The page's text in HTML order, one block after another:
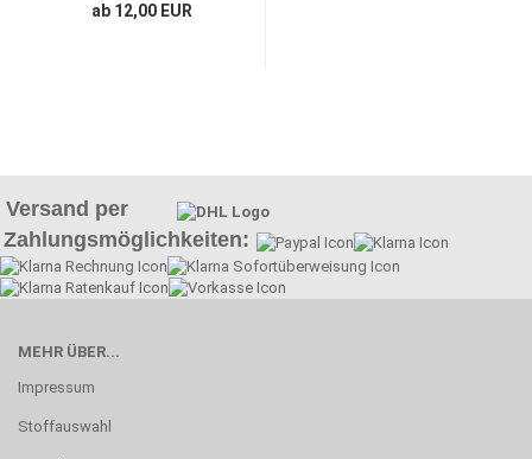
ab 12,00 EUR
Versand per
Zahlungsmöglichkeiten:
MEHR ÜBER...
Impressum
Stoffauswahl